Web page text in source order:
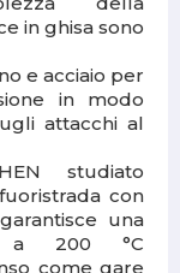
in ghisa sono
e acciaio per
in modo
attacchi al
studiato
con
una
a 200 °C
come gare